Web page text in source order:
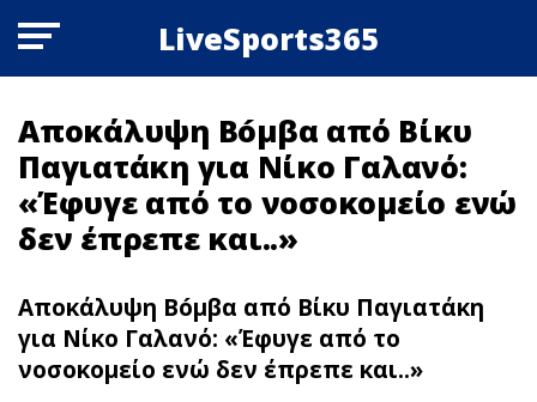
LiveSports365
Αποκάλυψη Bóμβα από Βίκυ
Παγιατάκη για Νίκο Γαλανό:
«Έφυγε από το νοσοκομείο ενώ
δεν έπρεπε και..»
Αποκάλυψη Bóμβα από Βίκυ Παγιατάκη
για Νίκο Γαλανό: «Έφυγε από το
νοσοκομείο ενώ δεν έπρεπε και..»